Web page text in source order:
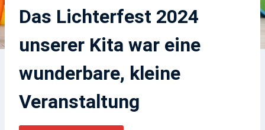
Das Lichterfest 2024
unserer Kita war eine
wunderbare, kleine
Veranstaltung